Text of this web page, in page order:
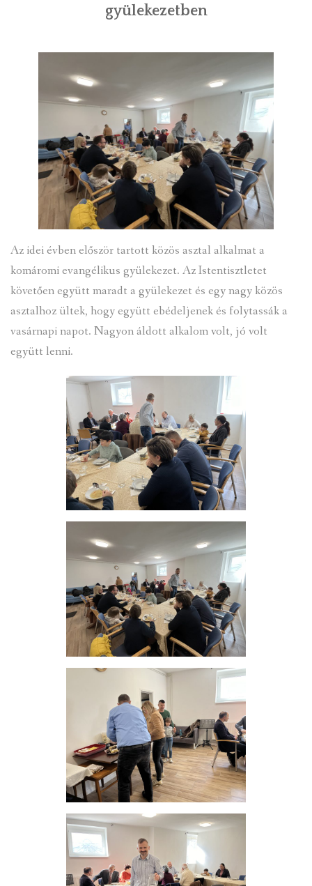
gyülekezetben
Az idei évben először tartott közös asztal alkalmat a
komáromi evangélikus gyülekezet. Az Istentisztletet
követően együtt maradt a gyülekezet és egy nagy közös
asztalhoz ültek, hogy együtt ebédeljenek és folytassák a
vasárnapi napot. Nagyon áldott alkalom volt, jó volt
együtt lenni.